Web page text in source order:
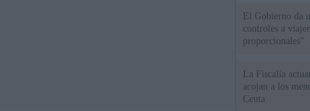
El Gobierno da
controles a
proporcionales"
La Fiscalía
acojan a los
Ceuta